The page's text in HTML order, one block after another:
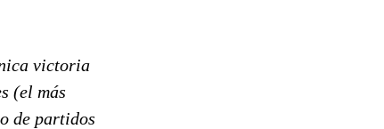
victoria
(el más
de partidos